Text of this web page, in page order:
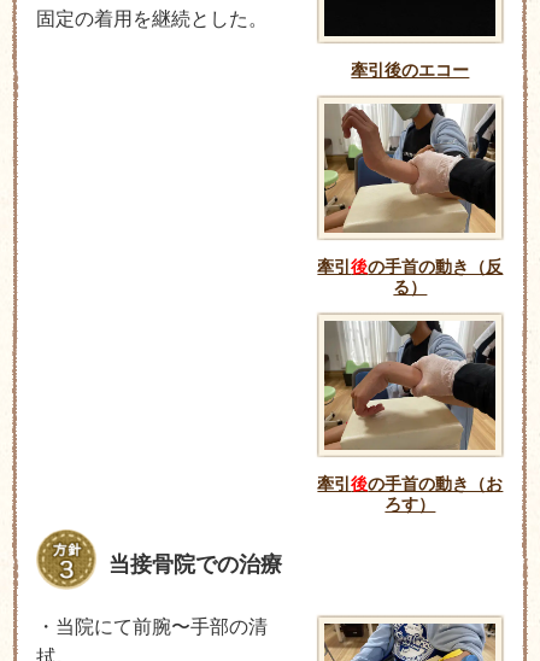
牽引後のエコー
牽引後の手首の動き（反
る）
牽引後の手首の動き（お
ろす）
固定の着用を継続とした。
当接骨院での治療
・当院にて前腕〜手部の清
拭。